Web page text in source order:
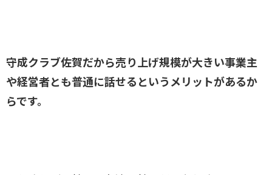
守成クラブ佐賀だから売り上げ規模が大きい事業主
や経営者とも普通に話せるというメリットがあるか
らです。